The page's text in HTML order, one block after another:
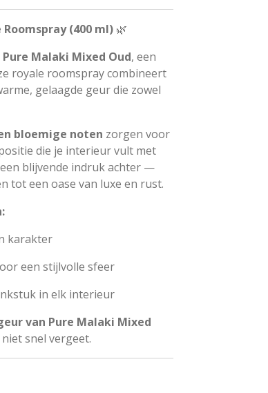
(400 ml) 🌿
Pure Malaki Mixed Oud, een
royale roomspray combineert
gelaagde geur die zowel
bloemige noten zorgen voor
die je interieur vult met
blijvende indruk achter —
tot een oase van luxe en rust.
karakter
een stijlvolle sfeer
in elk interieur
van Pure Malaki Mixed
snel vergeet.